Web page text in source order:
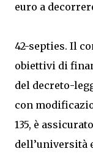
euro a
42-septies. Il
obiettivi di
del decreto-
con
135, è
dell’università